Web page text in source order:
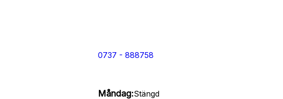
0737 - 888758
Måndag:Stängd